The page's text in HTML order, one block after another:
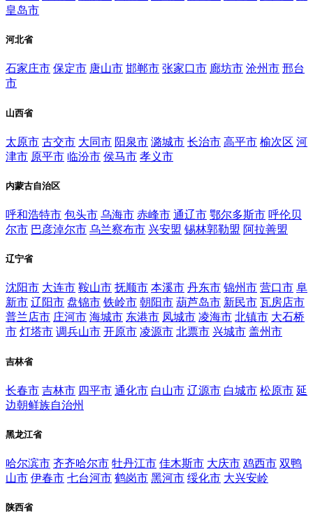
皇岛市
河北省
石家庄市 保定市 唐山市 邯郸市 张家口市 廊坊市 沧州市 邢台
市
山西省
太原市 古交市 大同市 阳泉市 潞城市 长治市 高平市 榆次区 河
津市 原平市 临汾市 侯马市 孝义市
内蒙古自治区
呼和浩特市 包头市 乌海市 赤峰市 通辽市 鄂尔多斯市 呼伦贝
尔市 巴彦淖尔市 乌兰察布市 兴安盟 锡林郭勒盟 阿拉善盟
辽宁省
沈阳市 大连市 鞍山市 抚顺市 本溪市 丹东市 锦州市 营口市 阜
新市 辽阳市 盘锦市 铁岭市 朝阳市 葫芦岛市 新民市 瓦房店市
普兰店市 庄河市 海城市 东港市 凤城市 凌海市 北镇市 大石桥
市 灯塔市 调兵山市 开原市 凌源市 北票市 兴城市 盖州市
吉林省
长春市 吉林市 四平市 通化市 白山市 辽源市 白城市 松原市 延
边朝鲜族自治州
黑龙江省
哈尔滨市 齐齐哈尔市 牡丹江市 佳木斯市 大庆市 鸡西市 双鸭
山市 伊春市 七台河市 鹤岗市 黑河市 绥化市 大兴安岭
陕西省